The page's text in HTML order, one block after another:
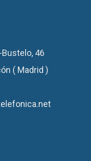
46
( Madrid )